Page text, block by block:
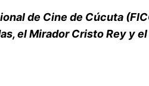
de Cine de Cúcuta
el Mirador Cristo Rey y